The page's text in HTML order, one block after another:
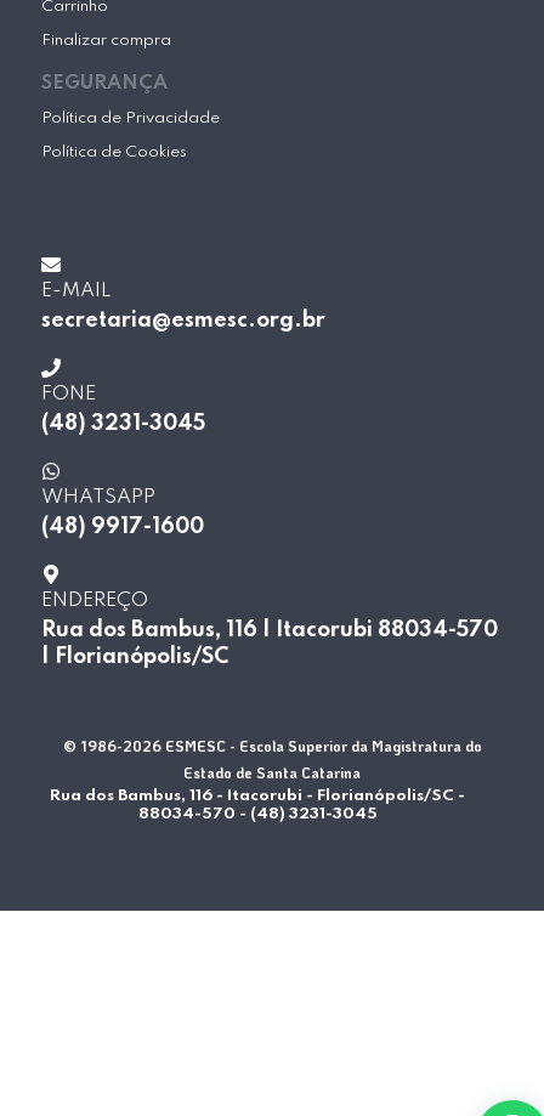
Carrinho
Finalizar compra
SEGURANÇA
Política de Privacidade
Política de Cookies
E-MAIL
secretaria@esmesc.org.br
FONE
(48) 3231-3045
WHATSAPP
(48) 9917-1600
ENDEREÇO
Rua dos Bambus, 116 | Itacorubi 88034-570
| Florianópolis/SC
© 1986-2026 ESMESC - Escola Superior da Magistratura do
Estado de Santa Catarina
Rua dos Bambus, 116 - Itacorubi - Florianópolis/SC -
88034-570 - (48) 3231-3045